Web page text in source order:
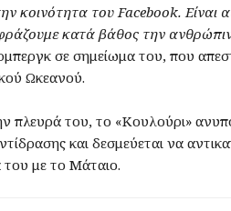
κοινότητα του Facebook. Είναι
κατά βάθος την
σε σημείωμα του, που
Ωκεανού.
πλευρά του, το «Κουλούρι»
και δεσμεύεται να
του με το Μάταιο.